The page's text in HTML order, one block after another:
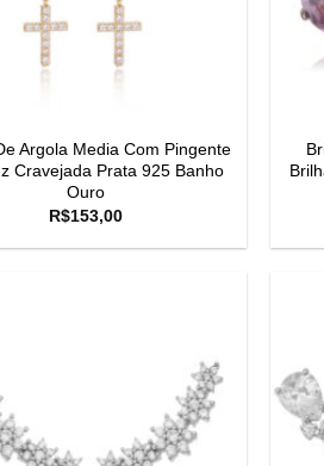
Argola Media Com Pingente
Cravejada Prata 925 Banho
Ouro
R$153,00